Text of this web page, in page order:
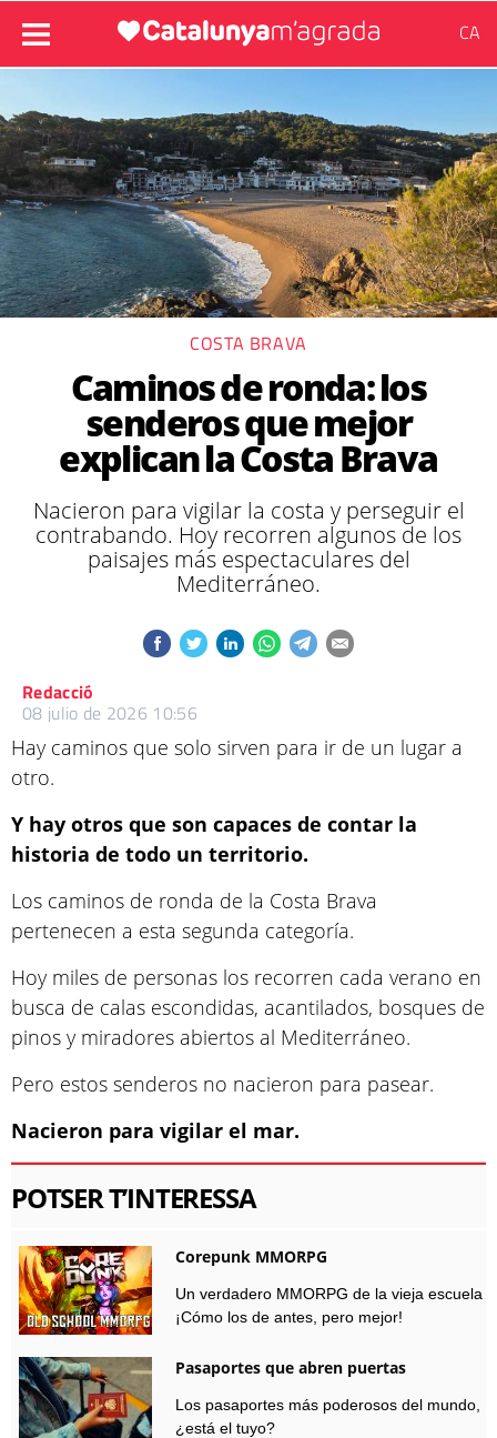
CA
COSTA BRAVA
Caminos de ronda: los
senderos que mejor
explican la Costa Brava
Nacieron para vigilar la costa y perseguir el
contrabando. Hoy recorren algunos de los
paisajes más espectaculares del
Mediterráneo.
Redacció
08 julio de 2026 10:56
Hay caminos que solo sirven para ir de un lugar a
otro.
Y hay otros que son capaces de contar la
historia de todo un territorio.
Los caminos de ronda de la Costa Brava
pertenecen a esta segunda categoría.
Hoy miles de personas los recorren cada verano en
busca de calas escondidas, acantilados, bosques de
pinos y miradores abiertos al Mediterráneo.
Pero estos senderos no nacieron para pasear.
Nacieron para vigilar el mar.
POTSER T’INTERESSA
Corepunk MMORPG
Un verdadero MMORPG de la vieja escuela
¡Cómo los de antes, pero mejor!
Pasaportes que abren puertas
Los pasaportes más poderosos del mundo,
¿está el tuyo?